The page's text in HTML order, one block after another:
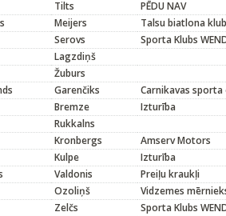
Tilts
PĒDU NAV
Meijers
Talsu biatlona
Serovs
Sporta Klubs
Lagzdiņš
Žuburs
Garenčiks
Carnikavas sporta
Bremze
Izturība
Rukkalns
Kronbergs
Amserv Motors
Kulpe
Izturība
Valdonis
Preiļu kraukļi
Ozoliņš
Vidzemes
Zelčs
Sporta Klubs